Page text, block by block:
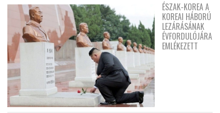
ÉSZAK-KOREA A
KOREAI HÁBORÚ
LEZÁRÁSÁNAK
ÉVFORDULÓJÁRA
EMLÉKEZETT